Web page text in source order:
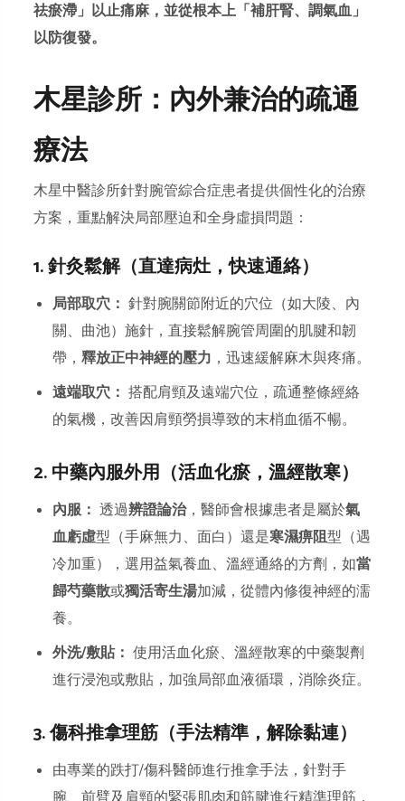
祛瘀滯」以止痛麻，並從根本上「補肝腎、調氣血」
以防復發。
木星診所：內外兼治的疏通
療法
木星中醫診所針對腕管綜合症患者提供個性化的治療
方案，重點解決局部壓迫和全身虛損問題：
1. 針灸鬆解（直達病灶，快速通絡）
局部取穴： 針對腕關節附近的穴位（如大陵、內
關、曲池）施針，直接鬆解腕管周圍的肌腱和韌
帶，釋放正中神經的壓力 ，迅速緩解麻木與疼痛。
遠端取穴： 搭配肩頸及遠端穴位，疏通整條經絡
的氣機，改善因肩頸勞損導致的末梢血循不暢。
2. 中藥內服外用（活血化瘀，溫經散寒）
內服： 透過辨證論治，醫師會根據患者是屬於氣
血虧虛型（手麻無力、面白）還是寒濕痹阻型（遇
冷加重），選用益氣養血、溫經通絡的方劑，如當
歸芍藥散或獨活寄生湯加減，從體內修復神經的濡
養。
外洗/敷貼： 使用活血化瘀、溫經散寒的中藥製劑
進行浸泡或敷貼，加強局部血液循環，消除炎症。
3. 傷科推拿理筋（手法精準，解除黏連）
由專業的跌打/傷科醫師進行推拿手法，針對手